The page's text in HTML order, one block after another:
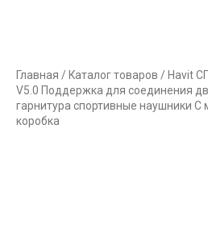
Главная / Каталог товаров / Havit
V5.0 Поддержка для соединения
гарнитура спортивные наушники
коробка